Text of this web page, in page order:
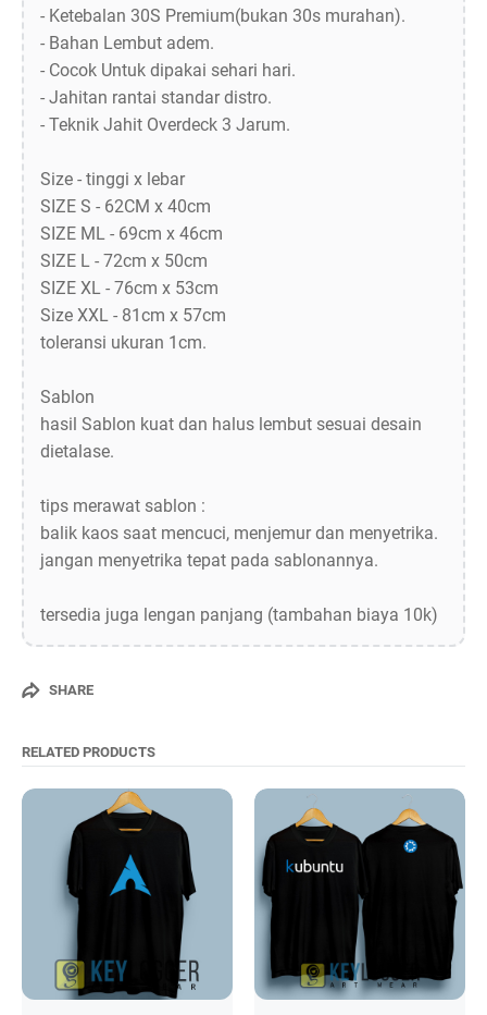
- Ketebalan 30S Premium(bukan 30s murahan).
- Bahan Lembut adem.
- Cocok Untuk dipakai sehari hari.
- Jahitan rantai standar distro.
- Teknik Jahit Overdeck 3 Jarum.
Size - tinggi x lebar
SIZE S - 62CM x 40cm
SIZE ML - 69cm x 46cm
SIZE L - 72cm x 50cm
SIZE XL - 76cm x 53cm
Size XXL - 81cm x 57cm
toleransi ukuran 1cm.
Sablon
hasil Sablon kuat dan halus lembut sesuai desain
dietalase.
tips merawat sablon :
balik kaos saat mencuci, menjemur dan menyetrika.
jangan menyetrika tepat pada sablonannya.
tersedia juga lengan panjang (tambahan biaya 10k)
SHARE
RELATED PRODUCTS